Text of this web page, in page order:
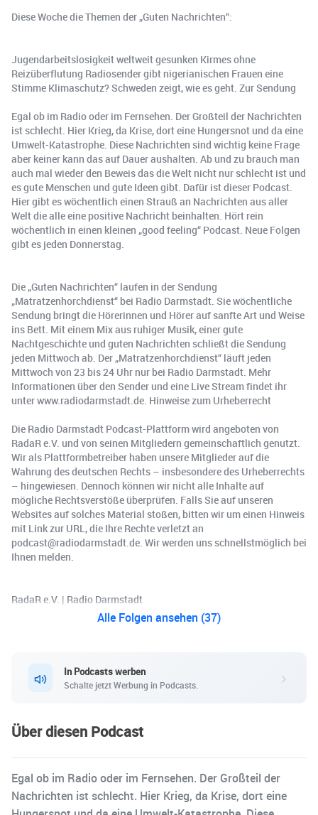
Diese Woche die Themen der „Guten Nachrichten“:
Jugendarbeitslosigkeit weltweit gesunken Kirmes ohne
Reizüberflutung Radiosender gibt nigerianischen Frauen eine
Stimme Klimaschutz? Schweden zeigt, wie es geht. Zur Sendung
Egal ob im Radio oder im Fernsehen. Der Großteil der Nachrichten
ist schlecht. Hier Krieg, da Krise, dort eine Hungersnot und da eine
Umwelt-Katastrophe. Diese Nachrichten sind wichtig keine Frage
aber keiner kann das auf Dauer aushalten. Ab und zu brauch man
auch mal wieder den Beweis das die Welt nicht nur schlecht ist und
es gute Menschen und gute Ideen gibt. Dafür ist dieser Podcast.
Hier gibt es wöchentlich einen Strauß an Nachrichten aus aller
Welt die alle eine positive Nachricht beinhalten. Hört rein
wöchentlich in einen kleinen „good feeling“ Podcast. Neue Folgen
gibt es jeden Donnerstag.
Die „Guten Nachrichten“ laufen in der Sendung
„Matratzenhorchdienst“ bei Radio Darmstadt. Sie wöchentliche
Sendung bringt die Hörerinnen und Hörer auf sanfte Art und Weise
ins Bett. Mit einem Mix aus ruhiger Musik, einer gute
Nachtgeschichte und guten Nachrichten schließt die Sendung
jeden Mittwoch ab. Der „Matratzenhorchdienst“ läuft jeden
Mittwoch von 23 bis 24 Uhr nur bei Radio Darmstadt. Mehr
Informationen über den Sender und eine Live Stream findet ihr
unter www.radiodarmstadt.de. Hinweise zum Urheberrecht
Die Radio Darmstadt Podcast-Plattform wird angeboten von
RadaR e.V. und von seinen Mitgliedern gemeinschaftlich genutzt.
Wir als Plattformbetreiber haben unsere Mitglieder auf die
Wahrung des deutschen Rechts – insbesondere des Urheberrechts
– hingewiesen. Dennoch können wir nicht alle Inhalte auf
mögliche Rechtsverstöße überprüfen. Falls Sie auf unseren
Websites auf solches Material stoßen, bitten wir um einen Hinweis
mit Link zur URL, die Ihre Rechte verletzt an
podcast@radiodarmstadt.de. Wir werden uns schnellstmöglich bei
Ihnen melden.
RadaR e.V. | Radio Darmstadt
Alle Folgen ansehen (37)
In Podcasts werben
Schalte jetzt Werbung in Podcasts.
Über diesen Podcast
Egal ob im Radio oder im Fernsehen. Der Großteil der
Nachrichten ist schlecht. Hier Krieg, da Krise, dort eine